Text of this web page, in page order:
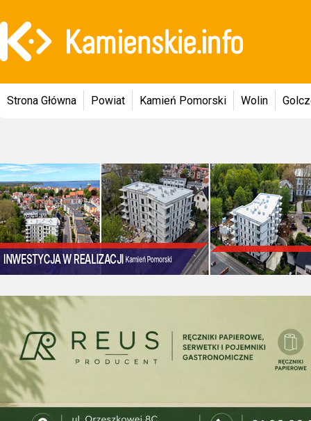
Strona Główna Powiat Kamień Pomorski Wolin